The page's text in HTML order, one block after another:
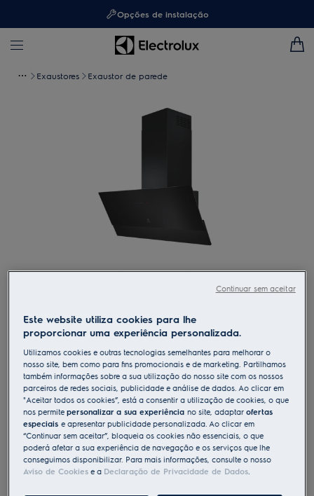
Opções de instalação
Exaustores Exaustor de parede
Toque para ampliar
LFV639K
Chaminé de parede Série 700
Breeze de 90 cm
Ficha de informação do produto
Benefícios
Extração silenciosa de odores para manter o ar da cozinha fresco
após cozinhar.
A função Breeze refresca silenciosamente o ar depois de terminar de
cozinhar.
Hob2Hood® ajusta o exaustor com base nas configurações da
Este website utiliza cookies para lhe
proporcionar uma experiência personalizada.
Utilizamos cookies e outras tecnologias semelhantes para melhorar o
nosso site, bem como para fins promocionais e de marketing. Partilhamos
também informações sobre a sua utilização do nosso site com os nossos
parceiros de redes sociais, publicidade e análise de dados. Ao clicar em
"Aceitar todos os cookies”, está a consentir a utilização de cookies, o que
nos permitepersonalizar a sua experiênciano site, adaptarofertas
especiaise apresentar publicidade personalizada. Ao clicar em
“Continuar sem aceitar”, bloqueia os cookies não essenciais, o que
poderá afetar a sua experiência de navegação e os serviços que lhe
conseguimos disponibilizar. Para mais informações, consulte o nosso
Aviso de Cookies e a Declaração de Privacidade de Dados.
Continuar sem aceitar